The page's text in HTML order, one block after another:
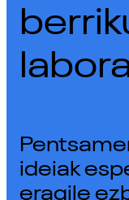
ideiak
eragile